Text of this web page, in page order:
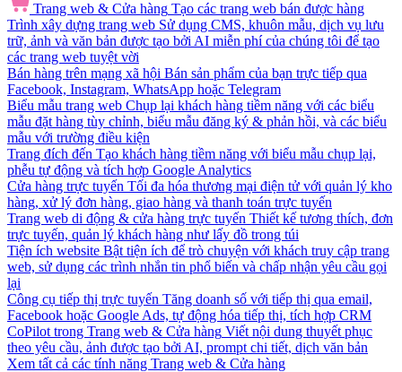
Trang web & Cửa hàng Tạo các trang web bán được hàng
Trình xây dựng trang web Sử dụng CMS, khuôn mẫu, dịch vụ lưu
trữ, ảnh và văn bản được tạo bởi AI miễn phí của chúng tôi để tạo
các trang web tuyệt vời
Bán hàng trên mạng xã hội Bán sản phẩm của bạn trực tiếp qua
Facebook, Instagram, WhatsApp hoặc Telegram
Biểu mẫu trang web Chụp lại khách hàng tiềm năng với các biểu
mẫu đặt hàng tùy chỉnh, biểu mẫu đăng ký & phản hồi, và các biểu
mẫu với trường điều kiện
Trang đích đến Tạo khách hàng tiềm năng với biểu mẫu chụp lại,
phễu tự động và tích hợp Google Analytics
Cửa hàng trực tuyến Tối đa hóa thương mại điện tử với quản lý kho
hàng, xử lý đơn hàng, giao hàng và thanh toán trực tuyến
Trang web di động & cửa hàng trực tuyến Thiết kế tương thích, đơn
trực tuyến, quản lý khách hàng như lấy đồ trong túi
Tiện ích website Bật tiện ích để trò chuyện với khách truy cập trang
web, sử dụng các trình nhắn tin phổ biến và chấp nhận yêu cầu gọi
lại
Công cụ tiếp thị trực tuyến Tăng doanh số với tiếp thị qua email,
Facebook hoặc Google Ads, tự động hóa tiếp thị, tích hợp CRM
CoPilot trong Trang web & Cửa hàng Viết nội dung thuyết phục
theo yêu cầu, ảnh được tạo bởi AI, prompt chi tiết, dịch văn bản
Xem tất cả các tính năng Trang web & Cửa hàng